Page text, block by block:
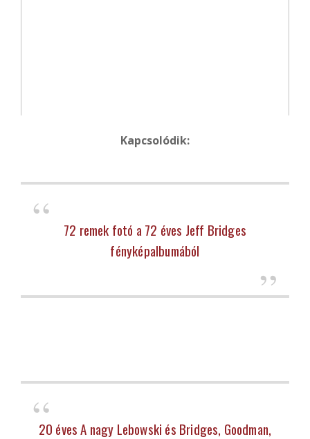
Kapcsolódik:
72 remek fotó a 72 éves Jeff Bridges
fényképalbumából
20 éves A nagy Lebowski és Bridges, Goodman,